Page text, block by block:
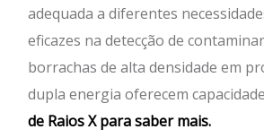
adequada a diferentes
eficazes na detecção de
borrachas de alta densidade em
dupla energia oferecem
de Raios X para saber mais.